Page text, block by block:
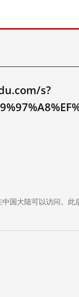
s?
国大陆可以访问。此